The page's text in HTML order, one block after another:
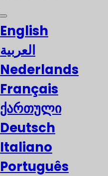
English
العربية
Nederlands
Français
ქართული
Deutsch
Italiano
Português